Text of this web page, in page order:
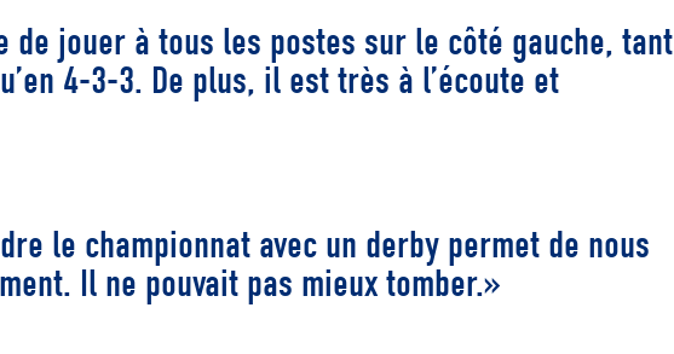
de jouer à tous les postes sur le côté gauche, tant
4-3-3. De plus, il est très à l’écoute et
le championnat avec un derby permet de nous
Il ne pouvait pas mieux tomber.»